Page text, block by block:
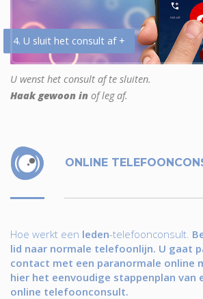
4. U sluit het consult af +
U wenst het consult af te sluiten.
Haak gewoon in of leg af.
ONLINE
Hoe werkt een leden-telefoonconsult.
lid naar normale telefoonlijn. U gaat
contact met een paranormale online
hier het eenvoudige stappenplan van
online telefoonconsult.